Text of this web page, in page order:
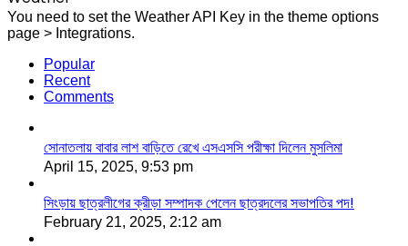
You need to set the Weather API Key in the theme options
page > Integrations.
Popular
Recent
Comments
সোনাতলায় বাবার লাশ বাড়িতে রেখে এসএসসি পরীক্ষা দিলেন মুসলিমা
April 15, 2025, 9:53 pm
সিংড়ায় ছাত্রলীগের ক্রীড়া সম্পাদক পেলেন ছাত্রদলের সভাপতির পদ!
February 21, 2025, 2:12 am